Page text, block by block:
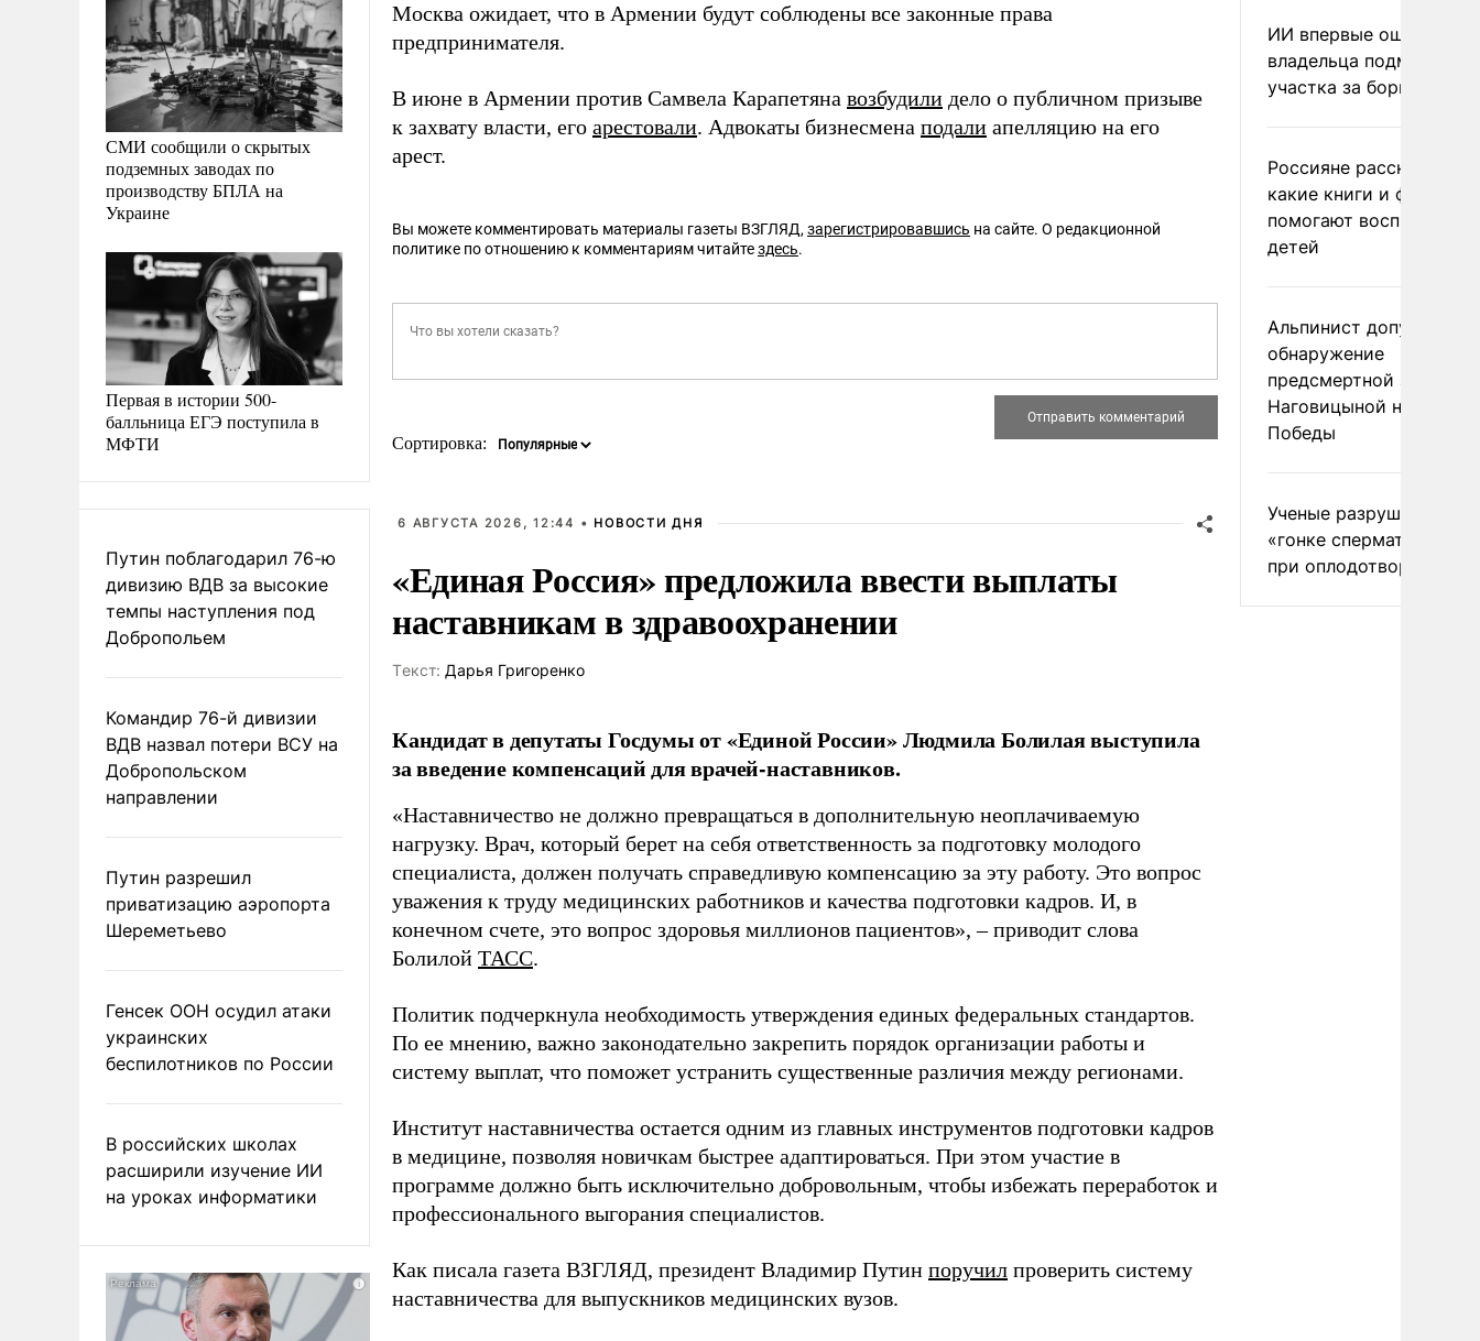
СМИ сообщили о скрытых
подземных заводах по
производству БПЛА на
Украине
Первая в истории 500-
балльница ЕГЭ поступила в
МФТИ
Путин поблагодарил 76-ю
дивизию ВДВ за высокие
темпы наступления под
Добропольем
Командир 76-й дивизии
ВДВ назвал потери ВСУ на
Добропольском
направлении
Путин разрешил
приватизацию аэропорта
Шереметьево
Генсек ООН осудил атаки
украинских
беспилотников по России
В российских школах
расширили изучение ИИ
на уроках информатики
Москва ожидает, что в Армении будут соблюдены все законные права
предпринимателя.
В июне в Армении против Самвела Карапетяна возбудили дело о публичном призыве
к захвату власти, его арестовали. Адвокаты бизнесмена подали апелляцию на его
арест.
Вы можете комментировать материалы газеты ВЗГЛЯД, зарегистрировавшись на сайте. О редакционной
политике по отношению к комментариям читайтездесь.
Сортировка:
6 АВГУСТА 2026, 12:44 • НОВОСТИ ДНЯ
«Единая Россия» предложила ввести выплаты
наставникам в здравоохранении
Tекст: Дарья Григоренко
Кандидат в депутаты Госдумы от «Единой России» Людмила Болилая выступила
за введение компенсаций для врачей-наставников.
«Наставничество не должно превращаться в дополнительную неоплачиваемую
нагрузку. Врач, который берет на себя ответственность за подготовку молодого
специалиста, должен получать справедливую компенсацию за эту работу. Это вопрос
уважения к труду медицинских работников и качества подготовки кадров. И, в
конечном счете, это вопрос здоровья миллионов пациентов», – приводит слова
Болилой ТАСС.
Политик подчеркнула необходимость утверждения единых федеральных стандартов.
По ее мнению, важно законодательно закрепить порядок организации работы и
систему выплат, что поможет устранить существенные различия между регионами.
Институт наставничества остается одним из главных инструментов подготовки кадров
в медицине, позволяя новичкам быстрее адаптироваться. При этом участие в
программе должно быть исключительно добровольным, чтобы избежать переработок и
профессионального выгорания специалистов.
Как писала газета ВЗГЛЯД, президент Владимир Путин поручил проверить систему
наставничества для выпускников медицинских вузов.
ИИ впервые
владельца
участка за борщевик
Россияне рассказали,
какие книги и фильмы
помогают воспитывать
детей
Альпинист допустил
обнаружение
предсмертной записки
Наговицыной на пике
Победы
Ученые разрушили миф
«гонке
при оплодотворении